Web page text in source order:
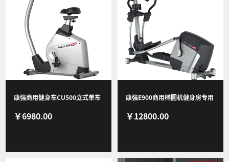
康强商用健身车CU500立式单车
磁控车健身车健身房专用
￥6980.00
康强E900商用椭圆机健身房专用
商用自发电椭圆机
￥12800.00